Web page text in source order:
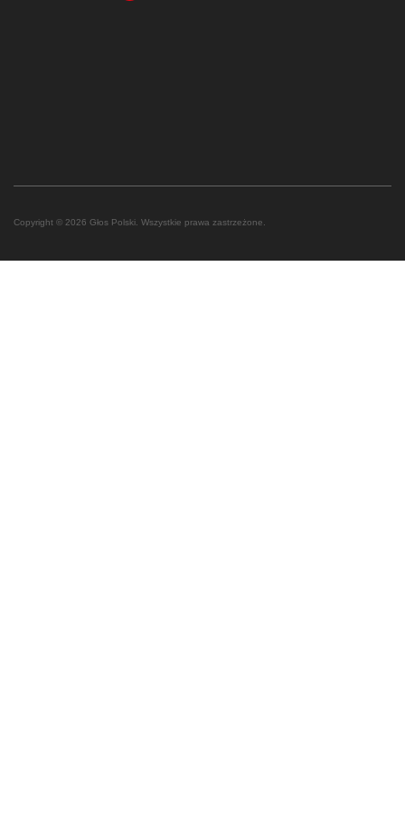
Copyright © 2026 Głos Polski. Wszystkie prawa zastrzeżone.